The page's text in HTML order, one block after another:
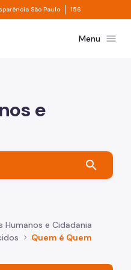
de acesso à informação
São Paulo Divisor de
156
PauloMenu menu
e
search
Humanos e Cidadania
Quem é Quem